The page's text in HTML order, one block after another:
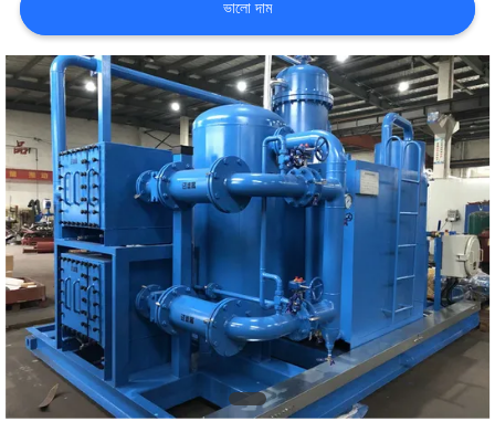
মামলা
একটি
উদ্ধৃতি
অনুরোধ
করুন
NEWS
সাইট
ম্যাপ
ভালো দাম